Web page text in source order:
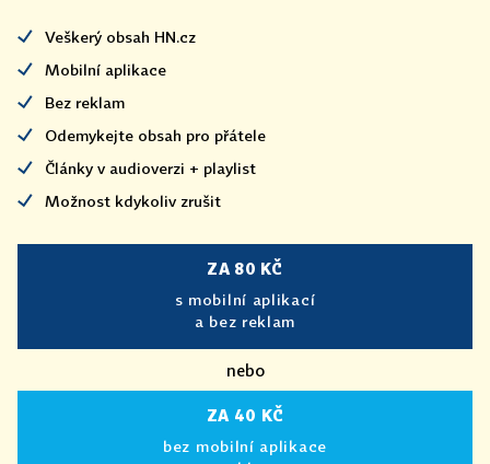
Veškerý obsah HN.cz
Mobilní aplikace
Bez reklam
Odemykejte obsah pro přátele
Články v audioverzi + playlist
Možnost kdykoliv zrušit
ZA 80 KČ
s mobilní aplikací
a bez reklam
nebo
ZA 40 KČ
bez mobilní aplikace